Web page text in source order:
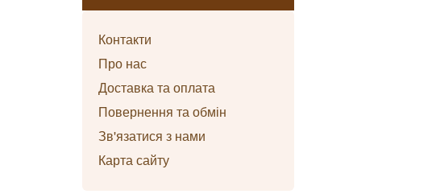
Контакти
Про нас
Доставка та оплата
Повернення та обмін
Зв'язатися з нами
Карта сайту